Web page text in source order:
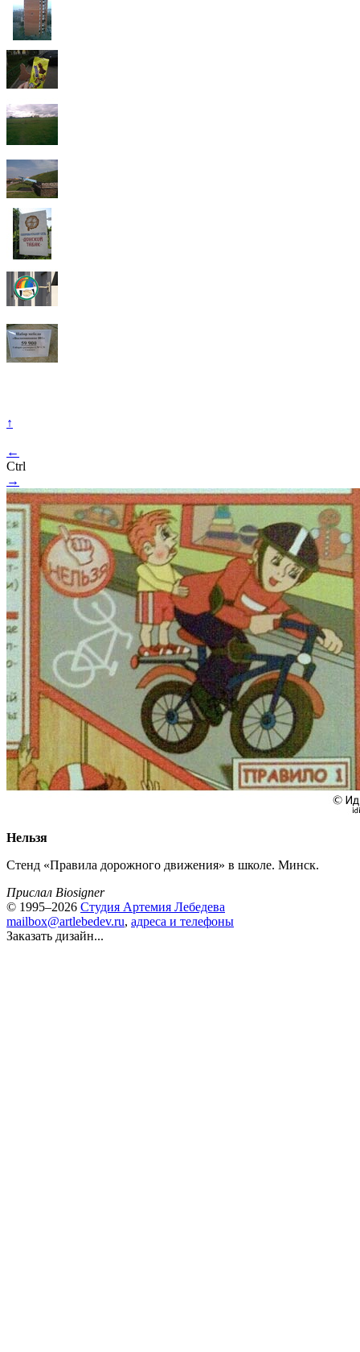
↑
←
Ctrl
→
Нельзя
Стенд «Правила дорожного движения» в школе. Минск.
Прислал Biosigner
© 1995–2026 Студия Артемия Лебедева
mailbox@artlebedev.ru, адреса и телефоны
Заказать дизайн...